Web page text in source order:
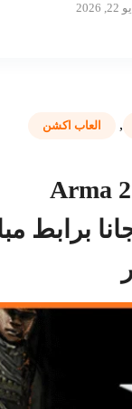
2026
, العاب اكشن
تحميل لعبة Arma 2
برابط